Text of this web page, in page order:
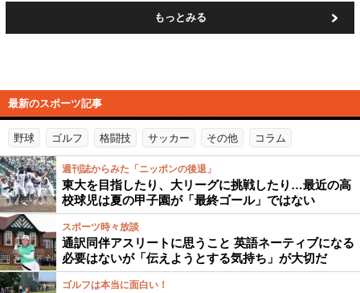
もっとみる
最新のスポーツ記事
野球 ゴルフ 格闘技 サッカー その他 コラム
週刊誌からみた「ニッポンの後退」
東大を目指したり、大リーグに挑戦したり…最近の高
校球児は夏の甲子園が「最終ゴール」ではない
スポーツ時々放談
通訳同伴アスリートに思うこと 英語ネーティブになる
必要はないが「伝えようとする気持ち」が大切だ
ゴルフは本当に面白い！